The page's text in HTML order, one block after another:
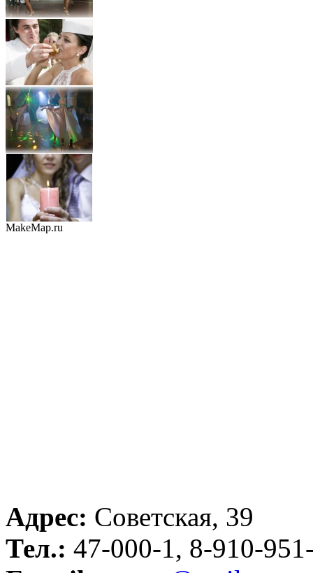
MakeMap.ru
Адрес: Советская, 39
Тел.: 47-000-1, 8-910-